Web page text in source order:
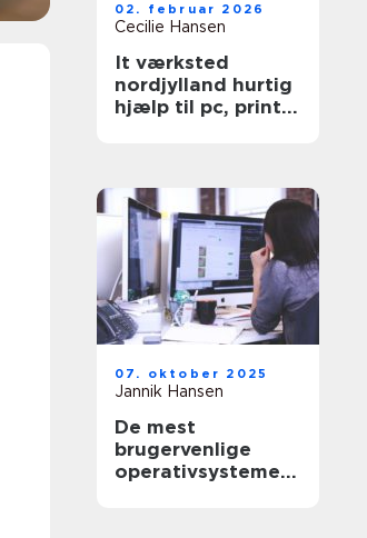
02. februar 2026
Cecilie Hansen
It værksted
nordjylland hurtig
hjælp til pc, printer
07. oktober 2025
Jannik Hansen
De mest
brugervenlige
operativsystemer